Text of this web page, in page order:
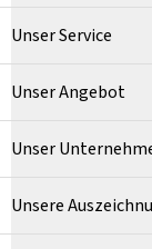
Unser Service
Unser Angebot
Unser
Unsere